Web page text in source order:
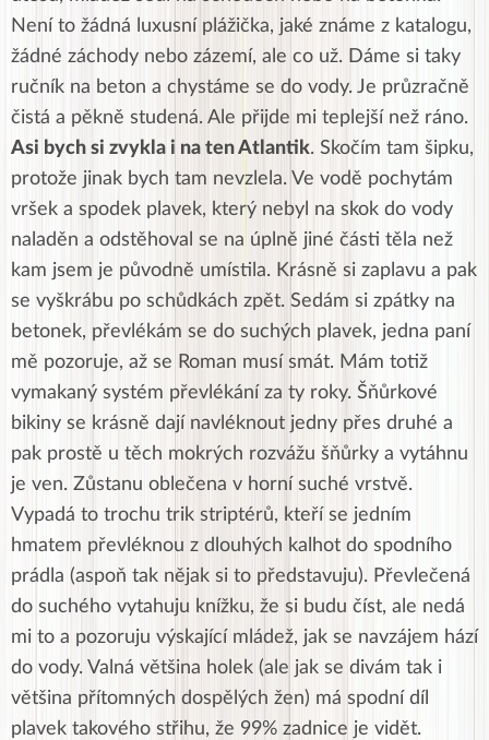
Není to žádná luxusní plážička, jaké známe z katalogu,
žádné záchody nebo zázemí, ale co už. Dáme si taky
ručník na beton a chystáme se do vody. Je průzračně
čistá a pěkně studená. Ale přijde mi teplejší než ráno.
Asi bych si zvykla i na ten Atlantik. Skočím tam šipku,
protože jinak bych tam nevzlela. Ve vodě pochytám
vršek a spodek plavek, který nebyl na skok do vody
naladěn a odstěhoval se na úplně jiné části těla než
kam jsem je původně umístila. Krásně si zaplavu a pak
se vyškrábu po schůdkách zpět. Sedám si zpátky na
betonek, převlékám se do suchých plavek, jedna paní
mě pozoruje, až se Roman musí smát. Mám totiž
vymakaný systém převlékání za ty roky. Šňůrkové
bikiny se krásně dají navléknout jedny přes druhé a
pak prostě u těch mokrých rozvážu šňůrky a vytáhnu
je ven. Zůstanu oblečena v horní suché vrstvě.
Vypadá to trochu trik striptérů, kteří se jedním
hmatem převléknou z dlouhých kalhot do spodního
prádla (aspoň tak nějak si to představuju). Převlečená
do suchého vytahuju knížku, že si budu číst, ale nedá
mi to a pozoruju výskající mládež, jak se navzájem hází
do vody. Valná většina holek (ale jak se divám tak i
většina přítomných dospělých žen) má spodní díl
plavek takového střihu, že 99% zadnice je vidět.